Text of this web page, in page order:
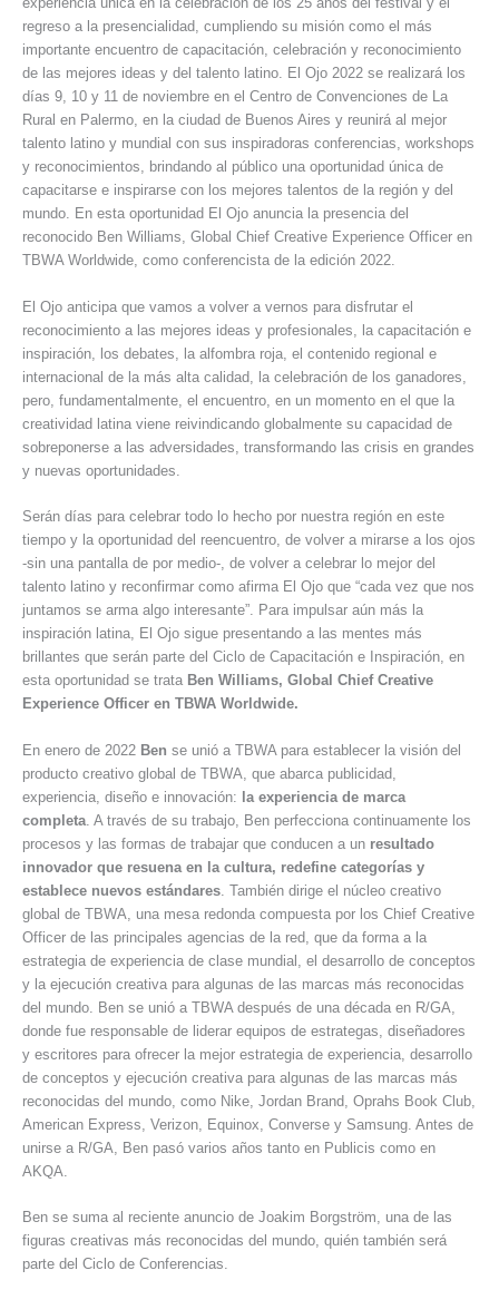
regreso a la presencialidad, cumpliendo su misión como el más
importante encuentro de capacitación, celebración y reconocimiento
de las mejores ideas y del talento latino. El Ojo 2022 se realizará los
días 9, 10 y 11 de noviembre en el Centro de Convenciones de La
Rural en Palermo, en la ciudad de Buenos Aires y reunirá al mejor
talento latino y mundial con sus inspiradoras conferencias, workshops
y reconocimientos, brindando al público una oportunidad única de
capacitarse e inspirarse con los mejores talentos de la región y del
mundo. En esta oportunidad El Ojo anuncia la presencia del
reconocido Ben Williams, Global Chief Creative Experience Officer en
TBWA Worldwide, como conferencista de la edición 2022.
El Ojo anticipa que vamos a volver a vernos para disfrutar el
reconocimiento a las mejores ideas y profesionales, la capacitación e
inspiración, los debates, la alfombra roja, el contenido regional e
internacional de la más alta calidad, la celebración de los ganadores,
pero, fundamentalmente, el encuentro, en un momento en el que la
creatividad latina viene reivindicando globalmente su capacidad de
sobreponerse a las adversidades, transformando las crisis en grandes
y nuevas oportunidades.
Serán días para celebrar todo lo hecho por nuestra región en este
tiempo y la oportunidad del reencuentro, de volver a mirarse a los ojos
-sin una pantalla de por medio-, de volver a celebrar lo mejor del
talento latino y reconfirmar como afirma El Ojo que “cada vez que nos
juntamos se arma algo interesante”. Para impulsar aún más la
inspiración latina, El Ojo sigue presentando a las mentes más
brillantes que serán parte del Ciclo de Capacitación e Inspiración, en
esta oportunidad se trata Ben Williams, Global Chief Creative
Experience Officer en TBWA Worldwide.
En enero de 2022 Ben se unió a TBWA para establecer la visión del
producto creativo global de TBWA, que abarca publicidad,
experiencia, diseño e innovación: la experiencia de marca
completa . A través de su trabajo, Ben perfecciona continuamente los
procesos y las formas de trabajar que conducen a un resultado
innovador que resuena en la cultura, redefine categorías y
establece nuevos estándares . También dirige el núcleo creativo
global de TBWA, una mesa redonda compuesta por los Chief Creative
Officer de las principales agencias de la red, que da forma a la
estrategia de experiencia de clase mundial, el desarrollo de conceptos
y la ejecución creativa para algunas de las marcas más reconocidas
del mundo. Ben se unió a TBWA después de una década en R/GA,
donde fue responsable de liderar equipos de estrategas, diseñadores
y escritores para ofrecer la mejor estrategia de experiencia, desarrollo
de conceptos y ejecución creativa para algunas de las marcas más
reconocidas del mundo, como Nike, Jordan Brand, Oprahs Book Club,
American Express, Verizon, Equinox, Converse y Samsung. Antes de
unirse a R/GA, Ben pasó varios años tanto en Publicis como en
AKQA.
Ben se suma al reciente anuncio de Joakim Borgström, una de las
figuras creativas más reconocidas del mundo, quién también será
parte del Ciclo de Conferencias.